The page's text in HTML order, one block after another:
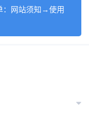
：网站须知→使用